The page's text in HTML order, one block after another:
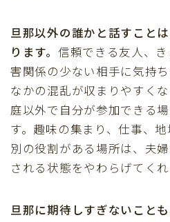
旦那以外の誰かと話すこと
ります。 信頼できる友人、
害関係の少ない相手に気持
なかの混乱が収まりやすく
庭以外で自分が参加できる
す。趣味の集まり、仕事、
別の役割がある場所は、夫
される状態をやわらげてくれ
旦那に期待しすぎないこと